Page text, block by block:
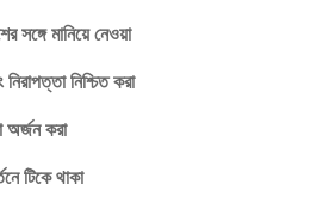
সঙ্গে মানিয়ে নেওয়া
নিশ্চিত করা
অর্জন করা
টিকে থাকা